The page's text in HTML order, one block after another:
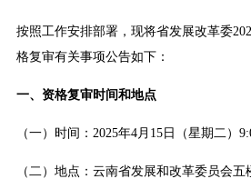
按照工作安排部署，现将省发展改革委
格复审有关事项公告如下：
一、资格复审时间和地点
（一）时间：2025年4月15日（星期二）
（二）地点：云南省发展和改革委员会